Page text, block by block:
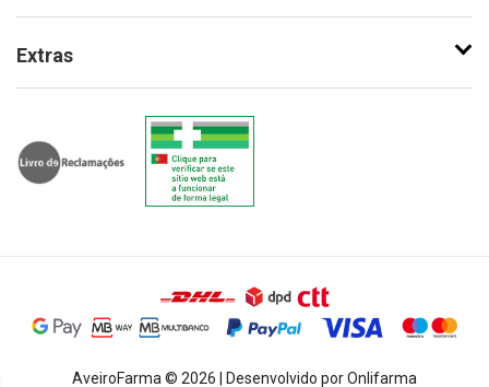
Extras
AveiroFarma © 2026 | Desenvolvido por Onlifarma